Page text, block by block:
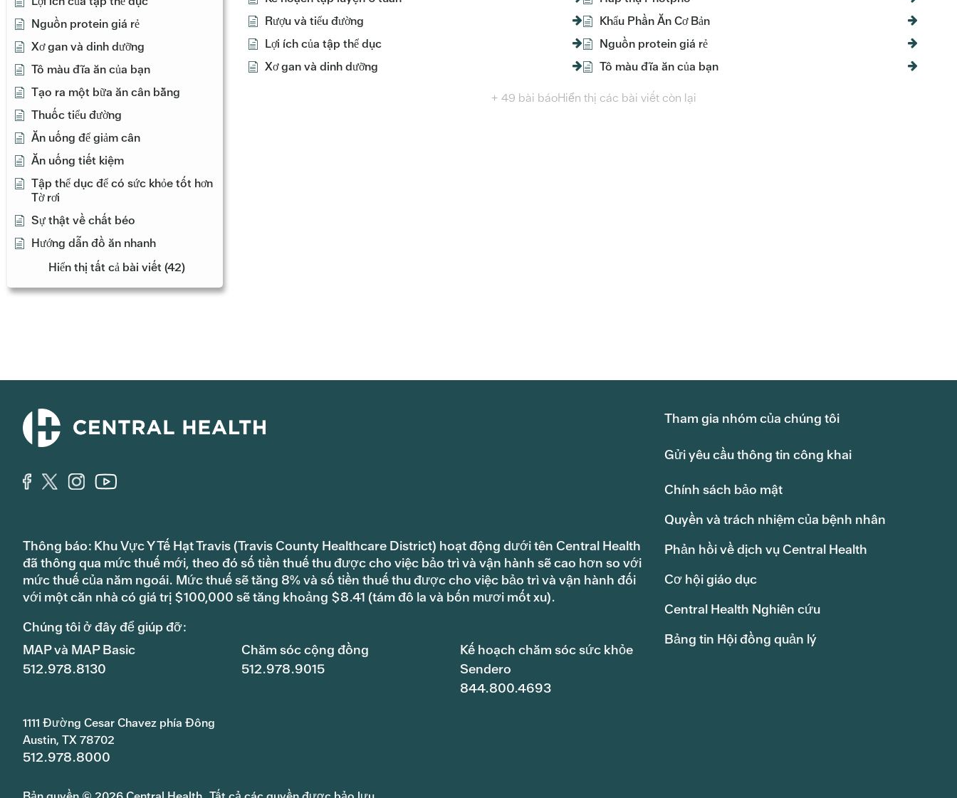
Nguồn protein giá rẻ
Xơ gan và dinh dưỡng
Tô màu đĩa ăn của bạn
Tạo ra một bữa ăn cân bằng
Thuốc tiểu đường
Ăn uống để giảm cân
Ăn uống tiết kiệm
Tập thể dục để có sức khỏe tốt hơn
Tờ rơi
Sự thật về chất béo
Hướng dẫn đồ ăn nhanh
Hiển thị tất cả bài viết (42)
Rượu và tiểu đường
Khẩu Phần Ăn Cơ Bản
Lợi ích của tập thể dục
Nguồn protein giá rẻ
Xơ gan và dinh dưỡng
Tô màu đĩa ăn của bạn
+ 49 bài báoHiển thị các bài viết còn lại
Thông báo: Khu Vực Y Tế Hạt Travis (Travis County Healthcare District) hoạt động dưới tên Central Health
đã thông qua mức thuế mới, theo đó số tiền thuế thu được cho việc bảo trì và vận hành sẽ cao hơn so với
mức thuế của năm ngoái. Mức thuế sẽ tăng 8% và số tiền thuế thu được cho việc bảo trì và vận hành đối
với một căn nhà có giá trị $100,000 sẽ tăng khoảng $8.41 (tám đô la và bốn mươi mốt xu).
Chúng tôi ở đây để giúp đỡ:
MAP và MAP Basic
512.978.8130
Chăm sóc cộng đồng
512.978.9015
Kế hoạch chăm sóc sức khỏe
Sendero
844.800.4693
1111 Đường Cesar Chavez phía Đông
Austin, TX 78702
512.978.8000
Tham gia nhóm của chúng tôi
Gửi yêu cầu thông tin công khai
Chính sách bảo mật
Quyền và trách nhiệm của bệnh nhân
Phản hồi về dịch vụ Central Health
Cơ hội giáo dục
Central Health Nghiên cứu
Bảng tin Hội đồng quản lý